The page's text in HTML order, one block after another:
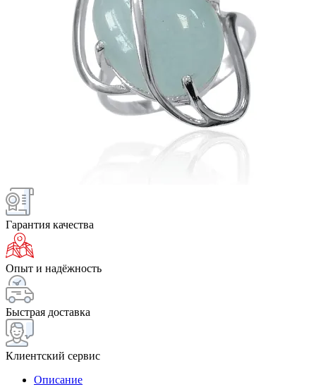
Гарантия качества
Опыт и надёжность
Быстрая доставка
Клиентский сервис
Описание